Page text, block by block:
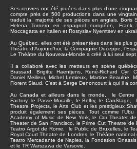
Ses œuvres ont été jouées dans plus d’une
compte près de 500 productions dans une
traduit la majorité de ses pièces en anglais, Boris
Helena Tornero en espagnol européen, Frank
Moccagatta en italien et Rostyslav Nyemtsev en
Au Québec, elles ont été présentées dans les plus
Théâtre d’Aujourd’hui, la Compagnie Duceppe,
Le Théâtre du Nouveau-Monde a créé à lui seul
Il a collaboré avec les metteurs en scène
Brassard, Brigitte Haentjens, René-Richard Cyr,
Daniel Meilleur, Michel Lemieux, Martine Beaulne.
Florent Siaud. C'est à Serge Denoncourt à qui il a
Au Canada et ailleurs dans le monde, le Centre
Factory, le Passe-Muraille, le Belfry, le CanStage,
Theatre Projects, le Arts Club et les prestigieux
produit également ses pièces. Tout comme
Academy of Music de New York, le Cor Theater de
Theater de San Francisco, le Prime Cut Theatre
Teatro Argot de Rome, le Public de Bruxelles, le
Royal Court Theatre de Londres, le Théâtre
Teatro Mercadante de Naples, la Fondation
et le TR Warszawa de Varsovie.